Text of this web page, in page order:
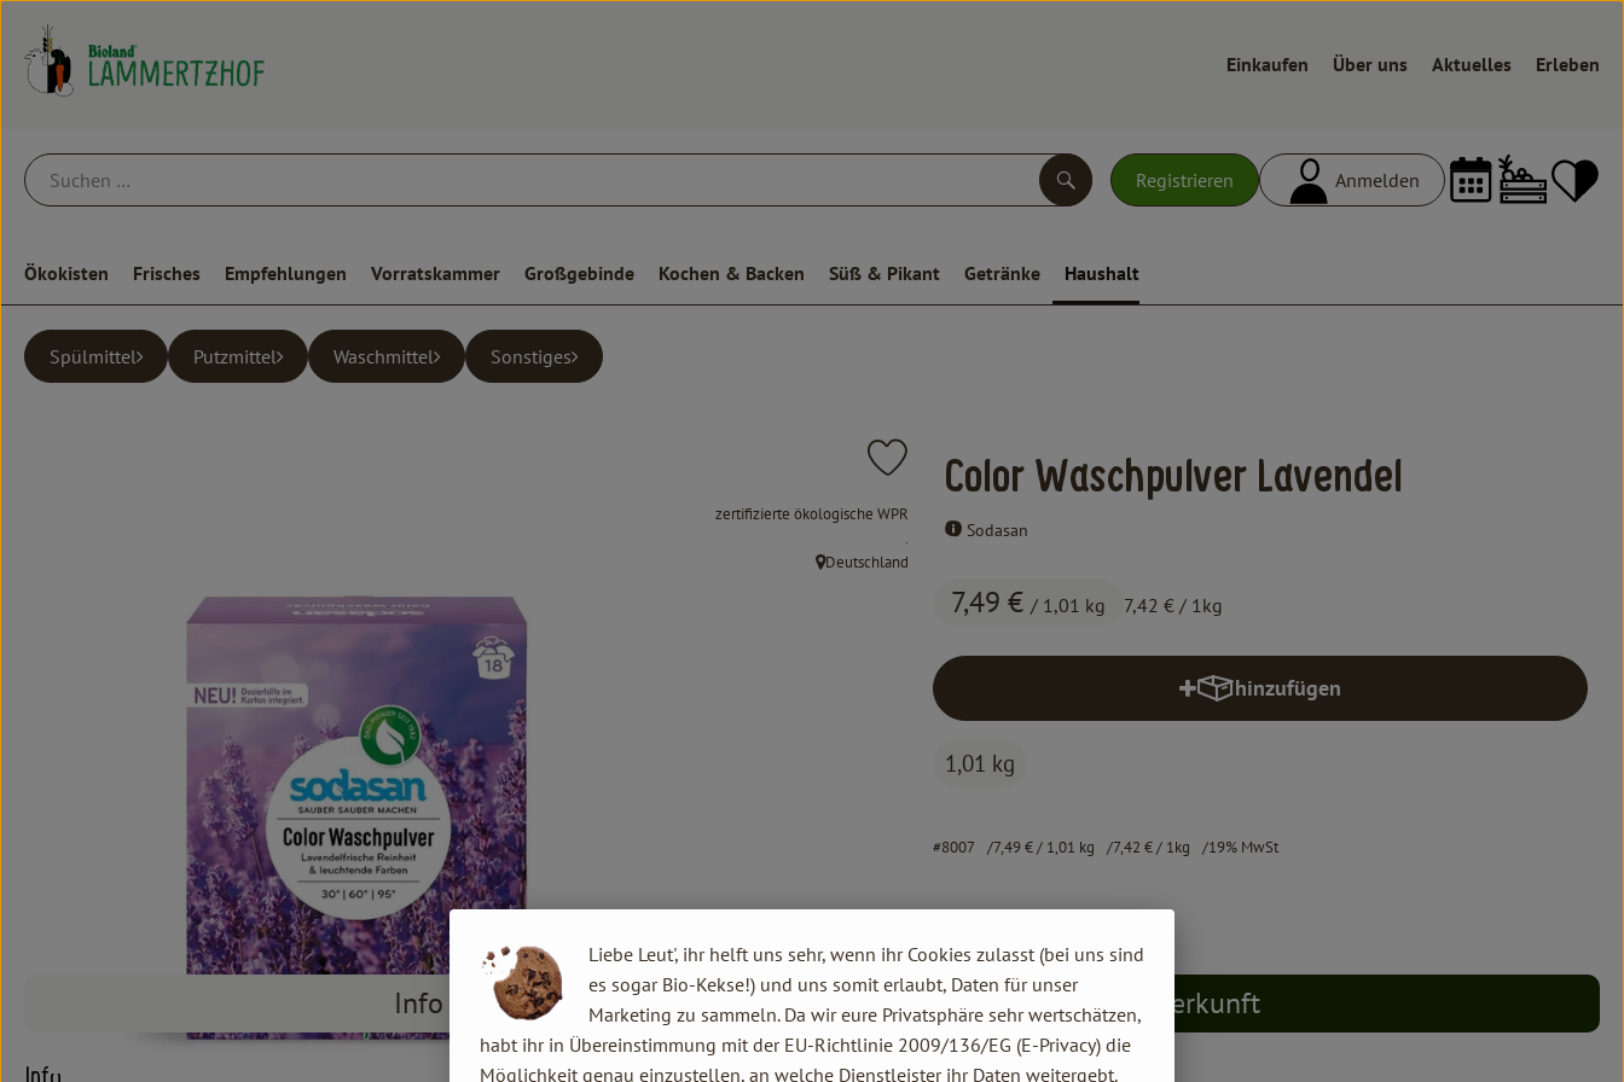
Einkaufen Über uns Aktuelles Erleben
Registrieren Anmelden
Suchen
Ökokisten Frisches Empfehlungen Vorratskammer Großgebinde Kochen & Backen Süß & Pikant Getränke Haushalt
Spülmittel Putzmittel Waschmittel Sonstiges
Color Waschpulver Lavendel
Sodasan
7,49 € / 1,01 kg 7,42 € / 1kg
Produkt zu Favouriten hinzufügen
, Verband:
zertifizierte ökologische WPR
, Kontrollstelle:
.
, Herkunft:
Deutschland
hinzufügen
Produkt zum Warenkorb hinzufügen
1,01 kg
#8007 7,49 €/ 1,01 kg 7,42 €/ 1kg 19% MwSt
Info Herkunft
Liebe Leut', ihr helft uns sehr, wenn ihr Cookies zulasst (bei uns sind
es sogar Bio-Kekse!) und uns somit erlaubt, Daten für unser
Marketing zu sammeln. Da wir eure Privatsphäre sehr wertschätzen,
habt ihr in Übereinstimmung mit der EU-Richtlinie 2009/136/EG (E-Privacy) die
Möglichkeit genau einzustellen, an welche Dienstleister ihr Daten weitergebt.